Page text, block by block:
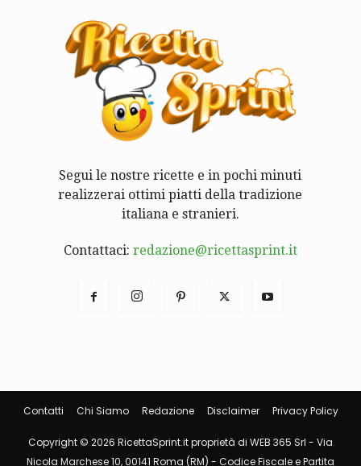
Segui le nostre ricette e in pochi minuti
realizzerai ottimi piatti della tradizione
italiana e stranieri.
Contattaci: redazione@ricettasprint.it
Contatti Chi Siamo Redazione Disclaimer Privacy Policy
Copyright © 2026 RicettaSprint.it proprietà di WEB 365 Srl - Via
Nicola Marchese 10, 00141 Roma (RM) - Codice Fiscale e Partita